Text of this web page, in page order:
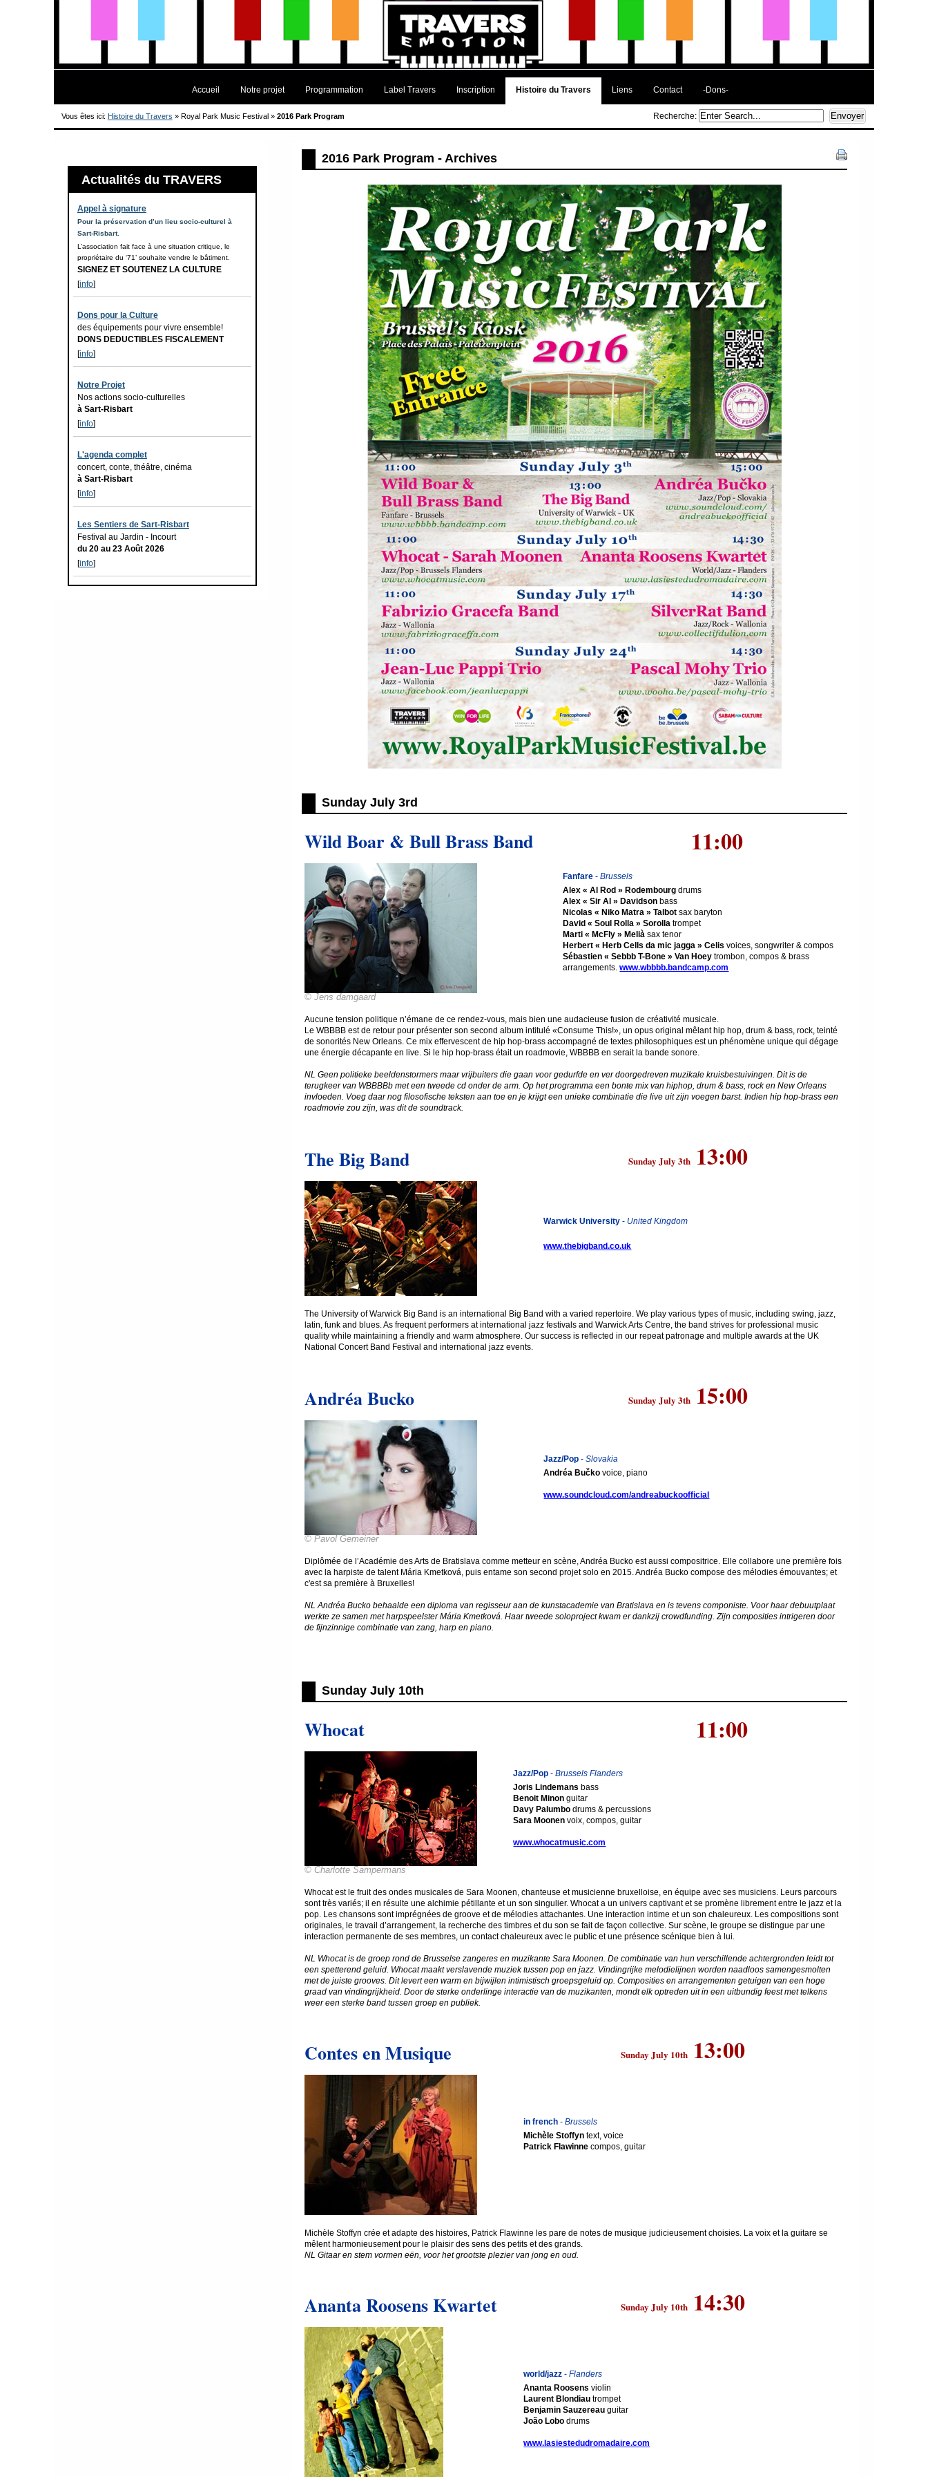
Accueil Notre projet Programmation Label Travers Inscription Histoire du Travers Liens Contact -Dons-
Recherche:
Vous êtes ici: Histoire du Travers » Royal Park Music Festival» 2016 Park Program
Actualités du TRAVERS
Appel à signature
Pour la préservation d’un lieu socio-culturel à
Sart-Risbart.
L’association fait face à une situation critique, le
propriétaire du ‘71’ souhaite vendre le bâtiment.
SIGNEZ ET SOUTENEZ LA CULTURE
[info]
Dons pour la Culture
des équipements pour vivre ensemble!
DONS DEDUCTIBLES FISCALEMENT
[info]
Notre Projet
Nos actions socio-culturelles
à Sart-Risbart
[info]
L'agenda complet
concert, conte, théâtre, cinéma
à Sart-Risbart
[info]
Les Sentiers de Sart-Risbart
Festival au Jardin - Incourt
du 20 au 23 Août 2026
[info]
2016 Park Program - Archives
Sunday July 3rd
Wild Boar & Bull Brass Band 11:00
© Jens damgaard
Fanfare -Brussels
Alex « Al Rod » Rodembourg drums
Alex « Sir Al » Davidson bass
Nicolas « Niko Matra » Talbot sax baryton
David « Soul Rolla » Sorolla trompet
Marti « McFly » Melià sax tenor
Herbert « Herb Cells da mic jagga » Celis voices, songwriter & compos
Sébastien « Sebbb T-Bone » Van Hoey trombon, compos & brass
arrangements.www.wbbbb.bandcamp.com
Aucune tension politique n’émane de ce rendez-vous, mais bien une audacieuse fusion de créativité musicale.
Le WBBBB est de retour pour présenter son second album intitulé «Consume This!», un opus original mêlant hip hop, drum & bass, rock, teinté
de sonorités New Orleans. Ce mix effervescent de hip hop-brass accompagné de textes philosophiques est un phénomène unique qui dégage
une énergie décapante en live. Si le hip hop-brass était un roadmovie, WBBBB en serait la bande sonore.
NL Geen politieke beeldenstormers maar vrijbuiters die gaan voor gedurfde en ver doorgedreven muzikale kruisbestuivingen. Dit is de
terugkeer van WBBBBb met een tweede cd onder de arm. Op het programma een bonte mix van hiphop, drum & bass, rock en New Orleans
invloeden. Voeg daar nog filosofische teksten aan toe en je krijgt een unieke combinatie die live uit zijn voegen barst. Indien hip hop-brass een
roadmovie zou zijn, was dit de soundtrack.
The Big Band Sunday July 3th 13:00
Warwick University - United Kingdom
www.thebigband.co.uk
The University of Warwick Big Band is an international Big Band with a varied repertoire. We play various types of music, including swing, jazz,
latin, funk and blues. As frequent performers at international jazz festivals and Warwick Arts Centre, the band strives for professional music
quality while maintaining a friendly and warm atmosphere. Our success is reflected in our repeat patronage and multiple awards at the UK
National Concert Band Festival and international jazz events.
Andréa Bucko Sunday July 3th 15:00
© Pavol Gemeiner
Jazz/Pop -Slovakia
Andréa Bučko voice, piano
www.soundcloud.com/andreabuckoofficial
Diplômée de l’Académie des Arts de Bratislava comme metteur en scène, Andréa Bucko est aussi compositrice. Elle collabore une première fois
avec la harpiste de talent Mária Kmetková, puis entame son second projet solo en 2015. Andréa Bucko compose des mélodies émouvantes; et
c'est sa première à Bruxelles!
NL Andréa Bucko behaalde een diploma van regisseur aan de kunstacademie van Bratislava en is tevens componiste. Voor haar debuutplaat
werkte ze samen met harpspeelster Mária Kmetková. Haar tweede soloproject kwam er dankzij crowdfunding. Zijn composities intrigeren door
de fijnzinnige combinatie van zang, harp en piano.
Sunday July 10th
Whocat 11:00
© Charlotte Sampermans
Jazz/Pop -Brussels Flanders
Joris Lindemans bass
Benoit Minon guitar
Davy Palumbodrums & percussions
Sara Moonenvoix, compos, guitar
www.whocatmusic.com
Whocat est le fruit des ondes musicales de Sara Moonen, chanteuse et musicienne bruxelloise, en équipe avec ses musiciens. Leurs parcours
sont très variés; il en résulte une alchimie pétillante et un son singulier. Whocat a un univers captivant et se promène librement entre le jazz et la
pop. Les chansons sont imprégnées de groove et de mélodies attachantes. Une interaction intime et un son chaleureux. Les compositions sont
originales, le travail d’arrangement, la recherche des timbres et du son se fait de façon collective. Sur scène, le groupe se distingue par une
interaction permanente de ses membres, un contact chaleureux avec le public et une présence scénique bien à lui.
NL Whocat is de groep rond de Brusselse zangeres en muzikante Sara Moonen. De combinatie van hun verschillende achtergronden leidt tot
een spetterend geluid. Whocat maakt verslavende muziek tussen pop en jazz. Vindingrijke melodielijnen worden naadloos samengesmolten
met de juiste grooves. Dit levert een warm en bijwijlen intimistisch groepsgeluid op. Composities en arrangementen getuigen van een hoge
graad van vindingrijkheid. Door de sterke onderlinge interactie van de muzikanten, mondt elk optreden uit in een uitbundig feest met telkens
weer een sterke band tussen groep en publiek.
Contes en Musique Sunday July 10th 13:00
in french-Brussels
Michèle Stoffyntext, voice
Patrick Flawinne compos, guitar
Michèle Stoffyn crée et adapte des histoires, Patrick Flawinne les pare de notes de musique judicieusement choisies. La voix et la guitare se
mêlent harmonieusement pour le plaisir des sens des petits et des grands.
NL Gitaar en stem vormen eën, voor het grootste plezier van jong en oud.
Ananta Roosens Kwartet Sunday July 10th 14:30
world/jazz-Flanders
Ananta Roosens violin
Laurent Blondiau trompet
Benjamin Sauzereau guitar
João Lobo drums
www.lasiestedudromadaire.com